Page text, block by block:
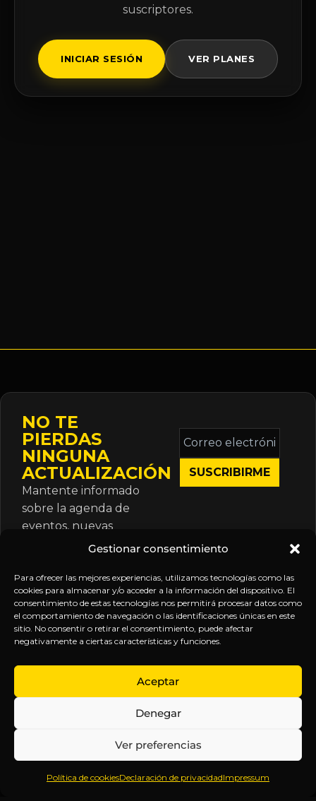
Gestionar consentimiento
Para ofrecer las mejores experiencias, utilizamos tecnologías como las
cookies para almacenar y/o acceder a la información del dispositivo. El
consentimiento de estas tecnologías nos permitirá procesar datos como
el comportamiento de navegación o las identificaciones únicas en este
sitio. No consentir o retirar el consentimiento, puede afectar
negativamente a ciertas características y funciones.
Aceptar
Denegar
Ver preferencias
Política de cookiesDeclaración de privacidadImpressum
suscriptores.
INICIAR SESIÓN VER PLANES
NO TE
PIERDAS
NINGUNA
ACTUALIZACIÓN
Mantente informado
sobre la agenda de
eventos, nuevas
publicaciones y
suscripción.
Correo
electrónico
*
Inteligencia
Anticipándonos
EXPLORA
Inicio
Sobre
Contenido
Webinars
LEGAL
Política
de
Términos y
Aviso
SÍGUENOS